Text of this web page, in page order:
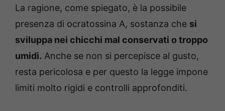
La ragione, come spiegato, è la possibile
presenza di ocratossina A, sostanza che si
sviluppa nei chicchi mal conservati o troppo
umidi. Anche se non si percepisce al gusto,
resta pericolosa e per questo la legge impone
limiti molto rigidi e controlli approfonditi.